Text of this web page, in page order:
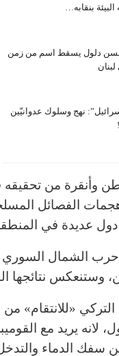
بنقابه…
دلول يسقط اسم من زمن
نهج وسلوك عدوانيّين
وأنقرة من
هجمات الفصائل
عديدة في
حرب الشمال
وستنعكس نتائجها
«للانتقام»
لانه يريد مع
سفك الدماء